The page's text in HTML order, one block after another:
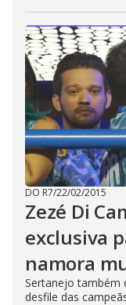
DO R7/22/02/2015
Zezé Di
exclusiva
namora
Sertanejo também
desfile das